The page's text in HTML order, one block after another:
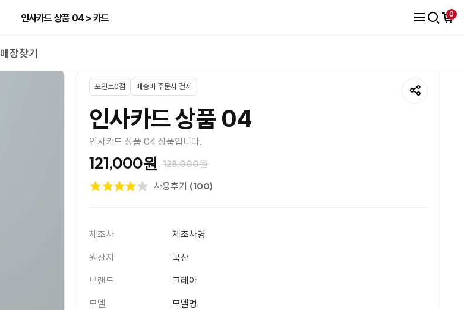
인사카드 상품 04 > 카드
매장찾기
0
포인트0점 배송비 주문시 결제
인사카드 상품 04
인사카드 상품 04 상품입니다.
121,000원 128,000원
사용후기 (100)
제조사 제조사명
원산지 국산
브랜드 크레아
모델 모델명